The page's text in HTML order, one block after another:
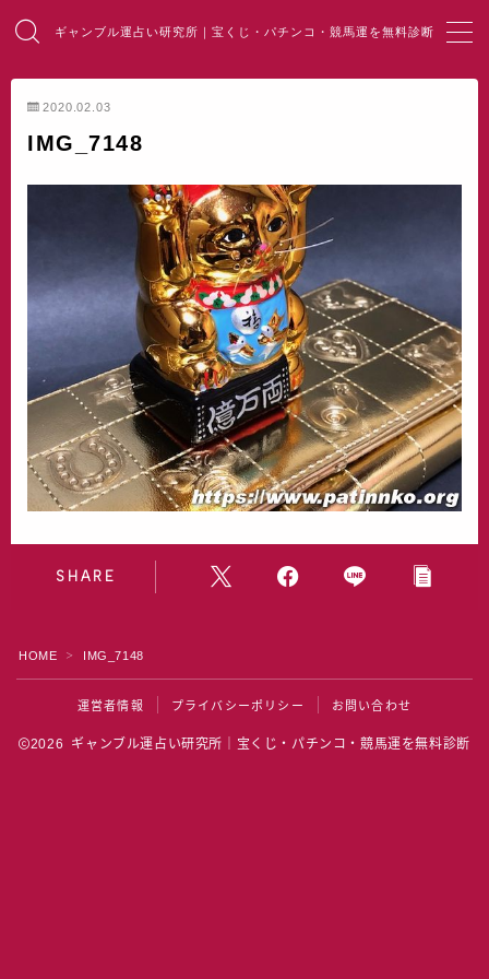
ギャンブル運占い研究所｜宝くじ・パチンコ・競馬運を無料診断
MENU
HOME
宝くじ占い
パチンコ占い
競馬・麻雀占い
開運・風水
水晶院
2020.02.03
IMG_7148
SHARE
HOME ＞ IMG_7148
運営者情報 プライバシーポリシー お問い合わせ
2026 ギャンブル運占い研究所｜宝くじ・パチンコ・競馬運を無料診断